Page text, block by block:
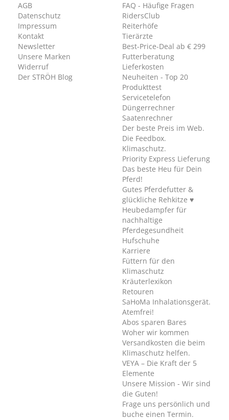
AGB
Datenschutz
Impressum
Kontakt
Newsletter
Unsere Marken
Widerruf
Der STRÖH Blog
FAQ - Häufige Fragen
RidersClub
Reiterhöfe
Tierärzte
Best-Price-Deal ab € 299
Futterberatung
Lieferkosten
Neuheiten - Top 20
Produkttest
Servicetelefon
Düngerrechner
Saatenrechner
Der beste Preis im Web.
Die Feedbox.
Klimaschutz.
Priority Express Lieferung
Das beste Heu für Dein
Pferd!
Gutes Pferdefutter &
glückliche Rehkitze ♥
Heubedampfer für
nachhaltige
Pferdegesundheit
Hufschuhe
Karriere
Füttern für den
Klimaschutz
Kräuterlexikon
Retouren
SaHoMa Inhalationsgerät.
Atemfrei!
Abos sparen Bares
Woher wir kommen
Versandkosten die beim
Klimaschutz helfen.
VEYA – Die Kraft der 5
Elemente
Unsere Mission - Wir sind
die Guten!
Frage uns persönlich und
buche einen Termin.